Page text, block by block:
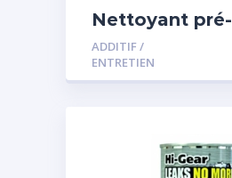
Nettoyant pré-
vidange
ADDITIF /
ENTRETIEN